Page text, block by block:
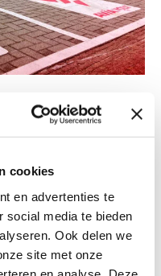
cookies
en advertenties te
social media te bieden
Ook delen we
site met onze
landelijke uitrol